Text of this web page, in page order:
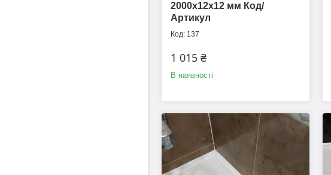
2000х12х12 мм Код/
Артикул
137
1 015 ₴
В наявності